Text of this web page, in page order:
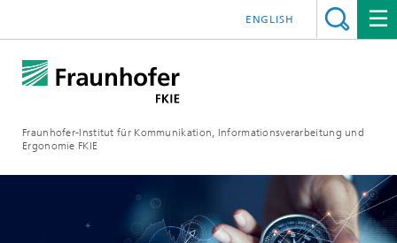
Fraunhofer-Institut für Kommunikation, Informationsverarbeitung und
Ergonomie FKIE
ENGLISH